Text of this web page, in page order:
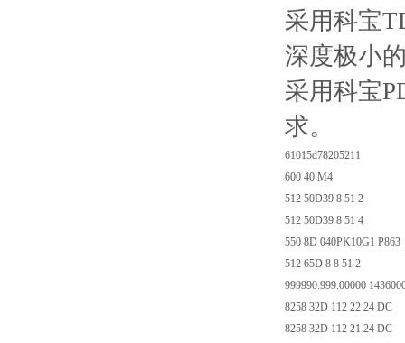
采用科宝
深度极小
采用科宝
求。
61015d78205211
600 40 M4
512 50D39 8 51 2
512 50D39 8 51 4
550 8D 040PK10G1 P863
512 65D 8 8 51 2
999990.999.00000
8258 32D 112 22 24 DC
8258 32D 112 21 24 DC